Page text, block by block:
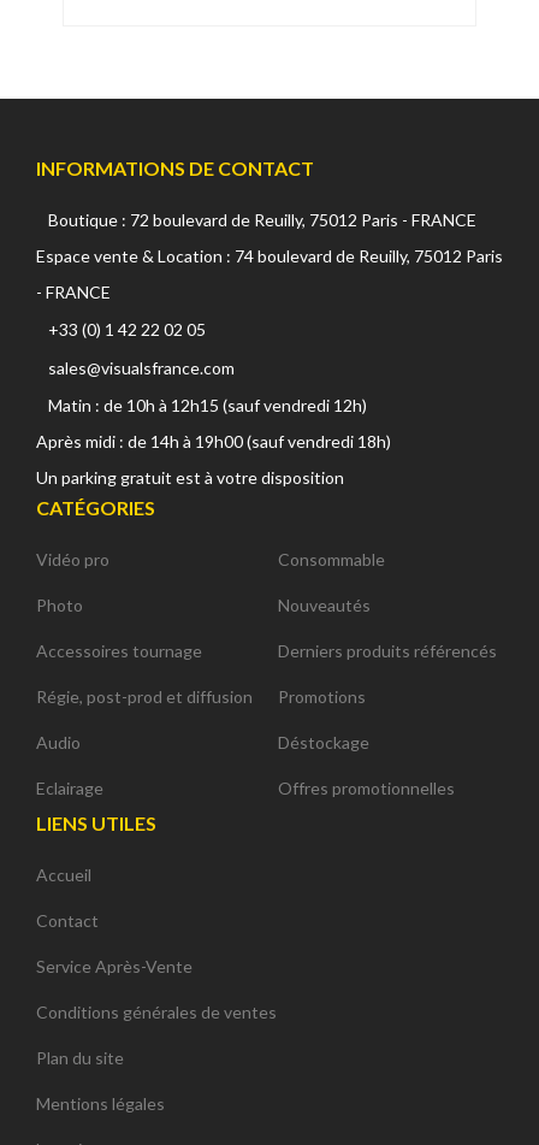
INFORMATIONS DE CONTACT
Boutique : 72 boulevard de Reuilly, 75012 Paris - FRANCE
Espace vente & Location : 74 boulevard de Reuilly, 75012 Paris
- FRANCE
+33 (0) 1 42 22 02 05
sales@visualsfrance.com
Matin : de 10h à 12h15 (sauf vendredi 12h)
Après midi : de 14h à 19h00 (sauf vendredi 18h)
Un parking gratuit est à votre disposition
CATÉGORIES
Vidéo pro
Photo
Accessoires tournage
Régie, post-prod et diffusion
Audio
Eclairage
Consommable
Nouveautés
Derniers produits référencés
Promotions
Déstockage
Offres promotionnelles
LIENS UTILES
Accueil
Contact
Service Après-Vente
Conditions générales de ventes
Plan du site
Mentions légales